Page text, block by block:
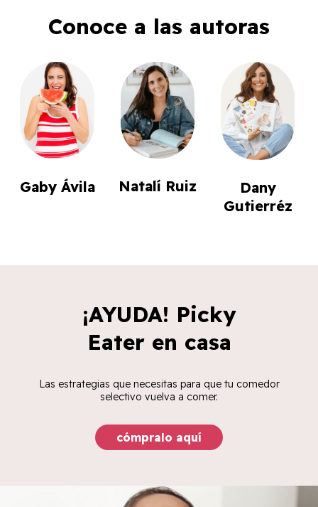
Conoce a las autoras
Gaby Ávila Natalí Ruiz
Dany
Gutierréz
¡AYUDA! Picky
Eater en casa
Las estrategias que necesitas para que tu comedor
selectivo vuelva a comer.
cómpralo aquí